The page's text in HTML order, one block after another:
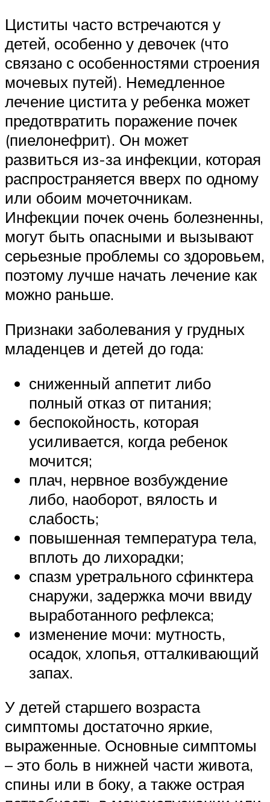
Циститы часто встречаются у
детей, особенно у девочек (что
связано с особенностями строения
мочевых путей). Немедленное
лечение цистита у ребенка может
предотвратить поражение почек
(пиелонефрит). Он может
развиться из-за инфекции, которая
распространяется вверх по одному
или обоим мочеточникам.
Инфекции почек очень болезненны,
могут быть опасными и вызывают
серьезные проблемы со здоровьем,
поэтому лучше начать лечение как
можно раньше.
Признаки заболевания у грудных
младенцев и детей до года:
сниженный аппетит либо
полный отказ от питания;
беспокойность, которая
усиливается, когда ребенок
мочится;
плач, нервное возбуждение
либо, наоборот, вялость и
слабость;
повышенная температура тела,
вплоть до лихорадки;
спазм уретрального сфинктера
снаружи, задержка мочи ввиду
выработанного рефлекса;
изменение мочи: мутность,
осадок, хлопья, отталкивающий
запах.
У детей старшего возраста
симптомы достаточно яркие,
выраженные. Основные симптомы
– это боль в нижней части живота,
спины или в боку, а также острая